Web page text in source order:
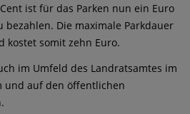
ist für das Parken nun ein Euro
bezahlen. Die maximale Parkdauer
kostet somit zehn Euro.
im Umfeld des Landratsamtes im
und auf den öffentlichen